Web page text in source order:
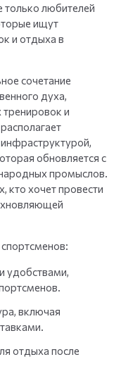
только любителей
ищут
и отдыха в
сочетание
духа,
и
обновляется с
промыслов.
кто хочет провести
удобствами,
включая
отдыха после